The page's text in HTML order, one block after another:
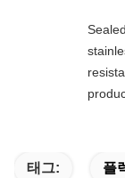
태그: 플